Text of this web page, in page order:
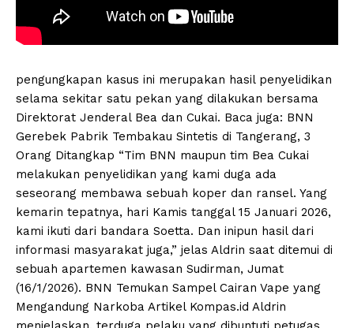
pengungkapan kasus ini merupakan hasil penyelidikan
selama sekitar satu pekan yang dilakukan bersama
Direktorat Jenderal Bea dan Cukai. Baca juga: BNN
Gerebek Pabrik Tembakau Sintetis di Tangerang, 3
Orang Ditangkap “Tim BNN maupun tim Bea Cukai
melakukan penyelidikan yang kami duga ada
seseorang membawa sebuah koper dan ransel. Yang
kemarin tepatnya, hari Kamis tanggal 15 Januari 2026,
kami ikuti dari bandara Soetta. Dan inipun hasil dari
informasi masyarakat juga,” jelas Aldrin saat ditemui di
sebuah apartemen kawasan Sudirman, Jumat
(16/1/2026). BNN Temukan Sampel Cairan Vape yang
Mengandung Narkoba Artikel Kompas.id Aldrin